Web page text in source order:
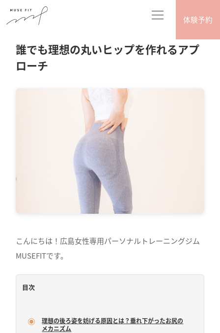
体験予約
ダイエット･ボディメイク
誰でも理想の丸いヒップを作れるアプ
ローチ
こんにちは！広島女性専用パーソナルトレーニングジム
MUSEFITです。
目次
理想の後ろ姿を妨げる原因とは？垂れ下がったお尻の
メカニズム